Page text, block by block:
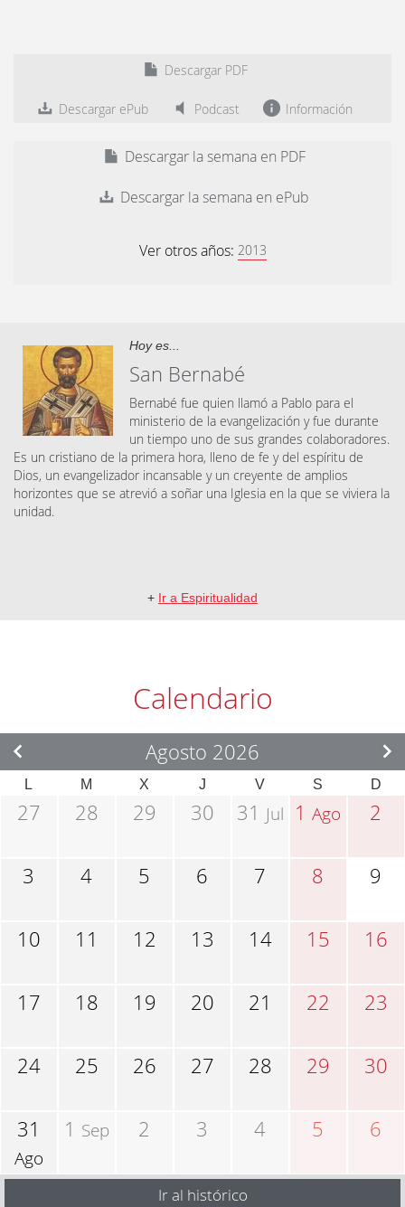
Descargar PDF
Descargar ePub Podcast Información
Descargar la semana en PDF
Descargar la semana en ePub
Ver otros años: 2013
Hoy es...
San Bernabé
Bernabé fue quien llamó a Pablo para el
ministerio de la evangelización y fue durante
un tiempo uno de sus grandes colaboradores.
Es un cristiano de la primera hora, lleno de fe y del espíritu de
Dios, un evangelizador incansable y un creyente de amplios
horizontes que se atrevió a soñar una Iglesia en la que se viviera la
unidad.
+ Ir a Espiritualidad
Calendario
Agosto 2026
L M X J V S D
27 28 29 30 31 Jul 1Ago 2
3 4 5 6 7 8 9
10 11 12 13 14 15 16
17 18 19 20 21 22 23
24 25 26 27 28 29 30
31
Ago
1 Sep 2 3 4 5 6
Ir al histórico